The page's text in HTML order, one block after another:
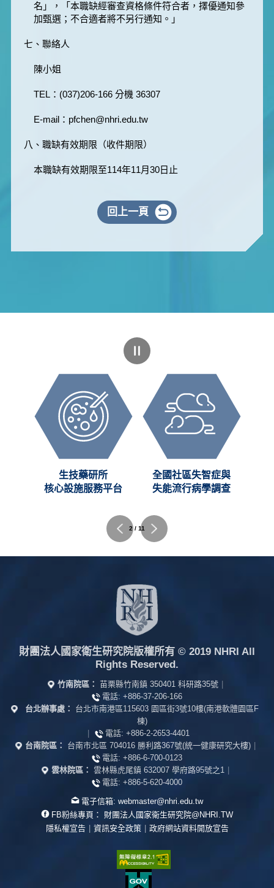
名」，「本職缺經審查資格條件符合者，擇優通知參
加甄選；不合適者將不另行通知。」
七、聯絡人
陳小姐
TEL：(037)206-166 分機 36307
E-mail：pfchen@nhri.edu.tw
八、職缺有效期限（收件期限）
本職缺有效期限至114年11月30日止
回上一頁
生技藥研所
核心設施服務平台
全國社區失智症與
失能流行病學調查
2 / 11
財團法人國家衛生研究院版權所有 © 2019 NHRI All
Rights Reserved.
竹南院區： 苗栗縣竹南鎮 350401 科研路35號 |
電話: +886-37-206-166
台北辦事處：
台北市南港區115603 園區街3號10樓(南港軟體園區F
棟)
|
電話: +886-2-2653-4401
台南院區：
台南市北區 704016 勝利路367號(統一健康研究大樓) |
電話: +886-6-700-0123
雲林院區： 雲林縣虎尾鎮 632007 學府路95號之1 |
電話: +886-5-620-4000
電子信箱: webmaster@nhri.edu.tw
FB粉絲專頁：
財團法人國家衛生研究院@NHRI.TW
隱私權宣告 | 資訊安全政策 | 政府網站資料開放宣告